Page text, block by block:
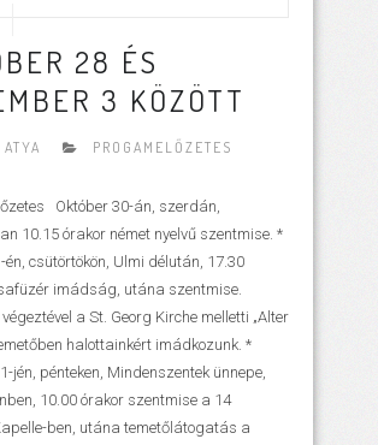
28 ÉS
3 KÖZÖTT
PROGAMELŐZETES
Október 30-án, szerdán,
10.15 órakor német nyelvű szentmise. *
én, csütörtökön, Ulmi délután, 17.30
imádság, utána szentmise.
a St. Georg Kirche melletti „Alter
halottainkért imádkozunk. *
jén, pénteken, Mindenszentek ünnepe,
10.00 órakor szentmise a 14
ben, utána temetőlátogatás a